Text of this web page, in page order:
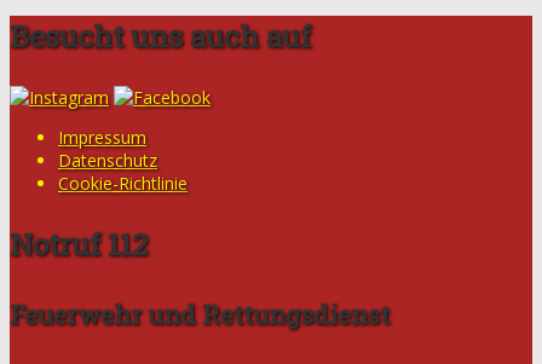
Besucht uns auch auf
Impressum
Datenschutz
Cookie-Richtlinie
Notruf 112
Feuerwehr und Rettungsdienst